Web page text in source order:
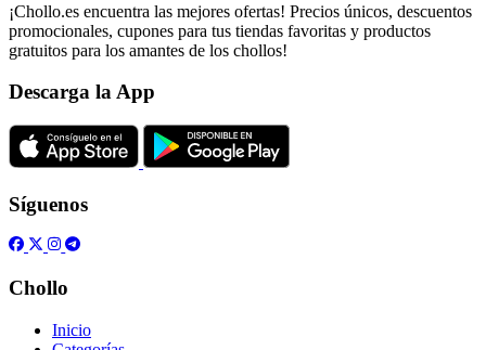
¡Chollo.es encuentra las mejores ofertas! Precios únicos, descuentos
promocionales, cupones para tus tiendas favoritas y productos
gratuitos para los amantes de los chollos!
Descarga la App
Síguenos
Chollo
Inicio